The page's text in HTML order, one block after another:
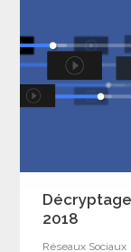
2018
Réseaux Sociaux